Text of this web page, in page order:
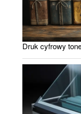
Druk cyfrowy